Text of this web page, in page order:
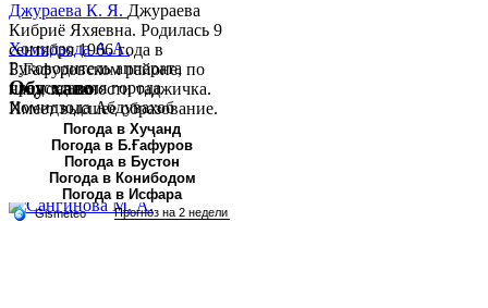
Хомидзода А.А.
Руководитель аппарата
председателя города
Хомидзода Абдувахоб
Абдумаджид родился 8
июня 1978 года в городе
Худжанде. По
национальности...
Джураева К. Я. Джураева
Кибриё Яхяевна. Родилась 9
сентября 1966 года в
Б.Гафуровском районе, по
национальности таджичка.
Имеет высшее образование.
В 1997 ...
Обу хаво
Погода в Хуҷанд
Погода в Б.Ғафуров
Погода в Бустон
Погода в Конибодом
Погода в Исфара